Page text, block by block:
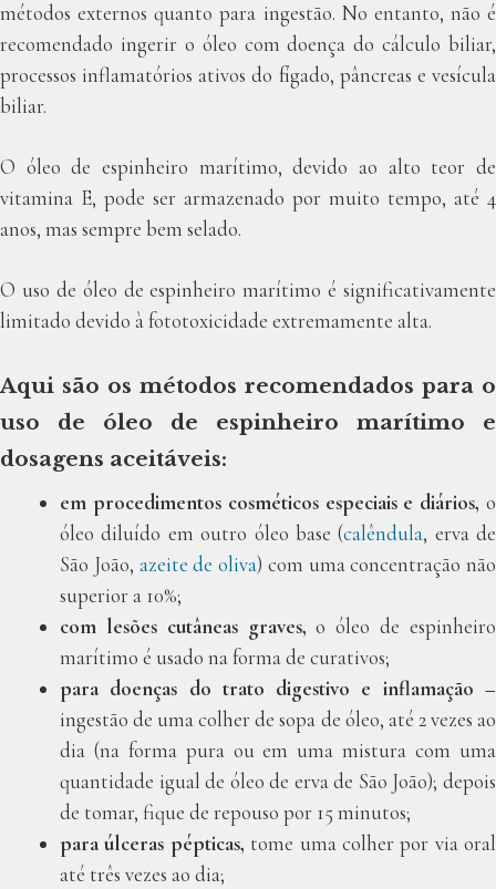
métodos externos quanto para ingestão. No entanto, não é
recomendado ingerir o óleo com doença do cálculo biliar,
processos inflamatórios ativos do fígado, pâncreas e vesícula
biliar.
O óleo de espinheiro marítimo, devido ao alto teor de
vitamina E, pode ser armazenado por muito tempo, até 4
anos, mas sempre bem selado.
O uso de óleo de espinheiro marítimo é significativamente
limitado devido à fototoxicidade extremamente alta.
Aqui são os métodos recomendados para o
uso de óleo de espinheiro marítimo e
dosagens aceitáveis:
em procedimentos cosméticos especiais e diários, o
óleo diluído em outro óleo base (calêndula, erva de
São João, azeite de oliva) com uma concentração não
superior a 10%;
com lesões cutâneas graves,o óleo de espinheiro
marítimo é usado na forma de curativos;
para doenças do trato digestivo e inflamação –
ingestão de uma colher de sopa de óleo, até 2 vezes ao
dia (na forma pura ou em uma mistura com uma
quantidade igual de óleo de erva de São João); depois
de tomar, fique de repouso por 15 minutos;
para úlceras pépticas, tome uma colher por via oral
até três vezes ao dia;